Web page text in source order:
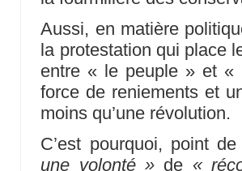
Aussi, en matière
la protestation qui place
entre « le peuple » et «
force de reniements et
moins qu’une révolution.
C’est pourquoi, point
une volonté » de «